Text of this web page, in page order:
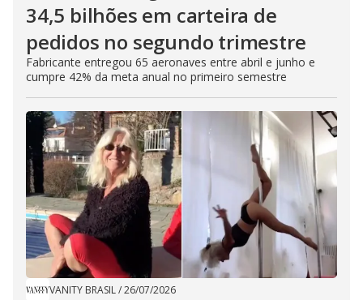
34,5 bilhões em carteira de
pedidos no segundo trimestre
Fabricante entregou 65 aeronaves entre abril e junho e
cumpre 42% da meta anual no primeiro semestre
VANITY BRASIL/26/07/2026